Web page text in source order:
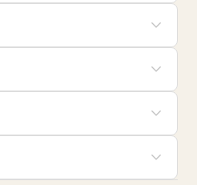
ツ
リティ